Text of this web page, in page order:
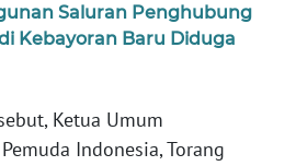
Saluran Penghubung
Kebayoran Baru Diduga
Ketua Umum
Indonesia, Torang